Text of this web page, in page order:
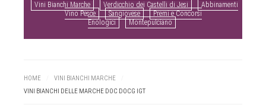
Vini Bianchi Marche Verdicchio dei Castelli di Jesi
Abbinamenti
Vino Pesce
Sangiovese
Premi e Concorsi
Enologici
Montepulciano
HOME VINI BIANCHI MARCHE
VINI BIANCHI DELLE MARCHE DOC DOCG IGT